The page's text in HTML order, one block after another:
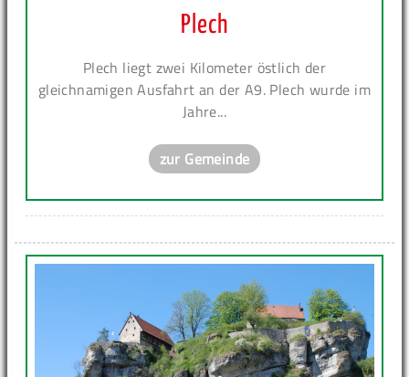
Plech
Plech liegt zwei Kilometer östlich der
gleichnamigen Ausfahrt an der A9. Plech wurde im
Jahre...
zur Gemeinde